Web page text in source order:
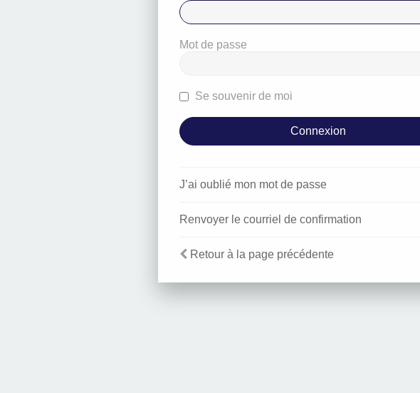
Mot de passe
Se souvenir de moi
J’ai oublié mon mot de passe
Renvoyer le courriel de confirmation
Retour à la page précédente